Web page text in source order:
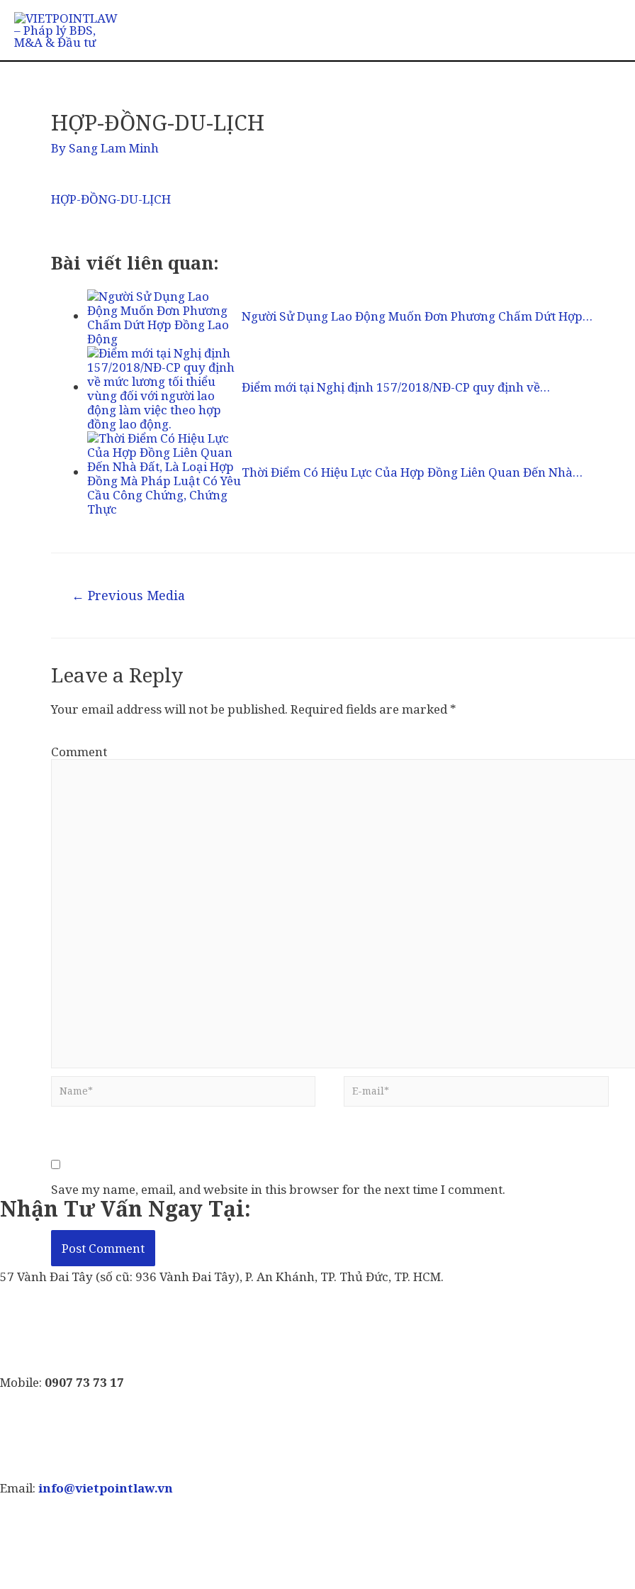
HỢP-ĐỒNG-DU-LỊCH
By Sang Lam Minh
HỢP-ĐỒNG-DU-LỊCH
Bài viết liên quan:
Người Sử Dụng Lao Động Muốn Đơn Phương Chấm Dứt Hợp…
Điểm mới tại Nghị định 157/2018/NĐ-CP quy định về…
Thời Điểm Có Hiệu Lực Của Hợp Đồng Liên Quan Đến Nhà…
Post
← Previous Media
Leave a Reply
Your email address will not be published. Required fields are marked*
Comment
mail*
Save my name, email, and website in this browser for the next time I comment.
Nhận Tư Vấn Ngay Tại:
57 Vành Đai Tây (số cũ: 936 Vành Đai Tây), P. An Khánh, TP. Thủ Đức, TP. HCM.
Mobile: 0907 73 73 17
Email: info@vietpointlaw.vn